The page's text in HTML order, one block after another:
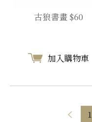
古狼書畫 $60
加入購物車
1